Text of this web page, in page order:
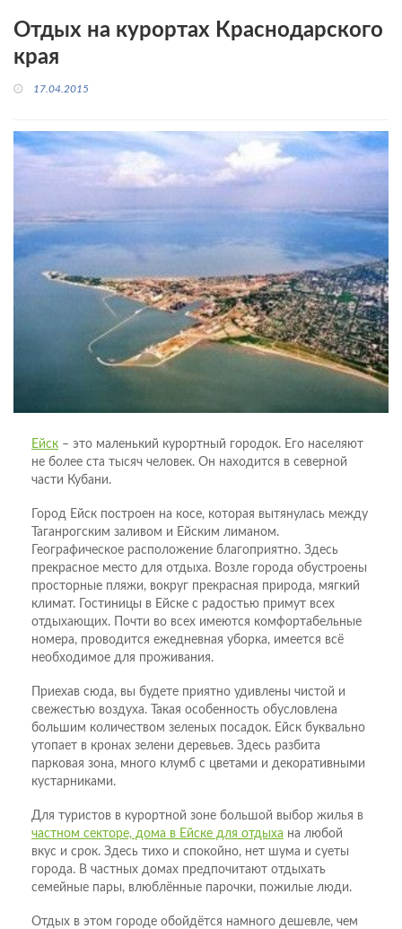
Отдых на курортах Краснодарского
края
17.04.2015
Ейск – это маленький курортный городок. Его населяют
не более ста тысяч человек. Он находится в северной
части Кубани.
Город Ейск построен на косе, которая вытянулась между
Таганрогским заливом и Ейским лиманом.
Географическое расположение благоприятно. Здесь
прекрасное место для отдыха. Возле города обустроены
просторные пляжи, вокруг прекрасная природа, мягкий
климат. Гостиницы в Ейске с радостью примут всех
отдыхающих. Почти во всех имеются комфортабельные
номера, проводится ежедневная уборка, имеется всё
необходимое для проживания.
Приехав сюда, вы будете приятно удивлены чистой и
свежестью воздуха. Такая особенность обусловлена
большим количеством зеленых посадок. Ейск буквально
утопает в кронах зелени деревьев. Здесь разбита
парковая зона, много клумб с цветами и декоративными
кустарниками.
Для туристов в курортной зоне большой выбор жилья в
частном секторе, дома в Ейске для отдыха на любой
вкус и срок. Здесь тихо и спокойно, нет шума и суеты
города. В частных домах предпочитают отдыхать
семейные пары, влюблённые парочки, пожилые люди.
Отдых в этом городе обойдётся намного дешевле, чем